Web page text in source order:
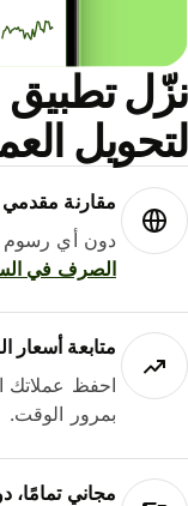
مقارنة مقدمي
دون أي رسوم
الصرف في
متابعة أسعار
احفظ عملاتك
بمرور الوقت.
مجاني تمامًا،